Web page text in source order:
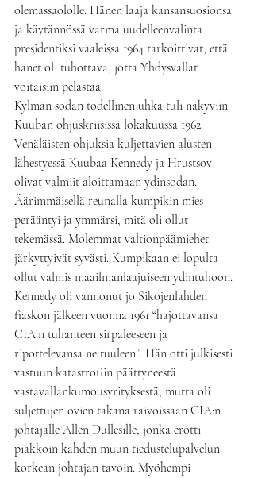
olemassaololle. Hänen laaja kansansuosionsa
ja käytännössä varma uudelleenvalinta
presidentiksi vaaleissa 1964 tarkoittivat, että
hänet oli tuhottava, jotta Yhdysvallat
voitaisiin pelastaa.
Kylmän sodan todellinen uhka tuli näkyviin
Kuuban ohjuskriisissä lokakuussa 1962.
Venäläisten ohjuksia kuljettavien alusten
lähestyessä Kuubaa Kennedy ja Hrustsov
olivat valmiit aloittamaan ydinsodan.
Äärimmäisellä reunalla kumpikin mies
perääntyi ja ymmärsi, mitä oli ollut
tekemässä. Molemmat valtionpäämiehet
järkyttyivät syvästi. Kumpikaan ei lopulta
ollut valmis maailmanlaajuiseen ydintuhoon.
Kennedy oli vannonut jo Sikojenlahden
fiaskon jälkeen vuonna 1961 “hajottavansa
CIA:n tuhanteen sirpaleeseen ja
ripottelevansa ne tuuleen”. Hän otti julkisesti
vastuun katastrofiin päättyneestä
vastavallankumousyrityksestä, mutta oli
suljettujen ovien takana raivoissaan CIA:n
johtajalle Allen Dullesille, jonka erotti
piakkoin kahden muun tiedustelupalvelun
korkean johtajan tavoin. Myöhempi